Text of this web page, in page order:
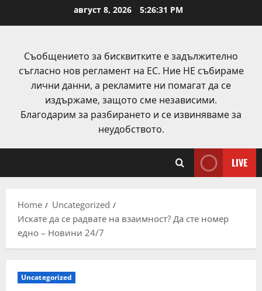
август 8, 2026 5:26:32 PM
Съобщението за бисквитките е задължително
съгласно нов регламент на ЕС. Ние НЕ събираме
лични данни, а рекламите ни помагат да се
издържаме, защото сме независими.
Благодарим за разбирането и се извиняваме за
неудобството.
LIVE
Home
Uncategorized
Искате да се радвате на взаимност? Да сте номер
едно – Новини 24/7
Uncategorized